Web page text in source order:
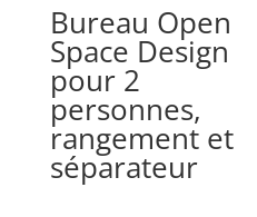
Bureau Open
Space Design
pour 2
personnes,
rangement et
séparateur